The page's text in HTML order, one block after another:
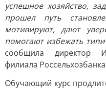
успешное хозяйство,
прошел путь
мотивируют, дают
помогают избежать
сообщила директор
филиала Россельхозбанка
Обучающий курс